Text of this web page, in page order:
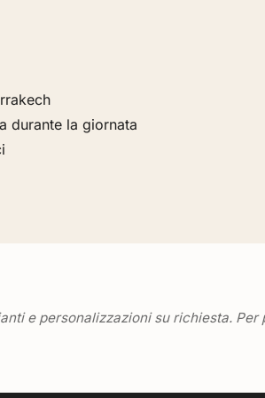
durante la giornata
e personalizzazioni su richiesta.